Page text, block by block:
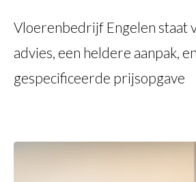
Vloerenbedrijf Engelen staat
advies, een heldere aanpak, en
gespecificeerde prijsopgave